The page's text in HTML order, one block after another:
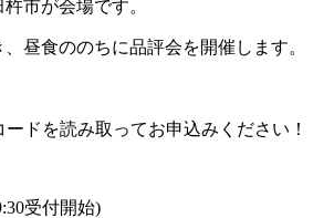
市が会場です。
昼食ののちに品評会を開催します。
ドを読み取ってお申込みください！
受付開始)